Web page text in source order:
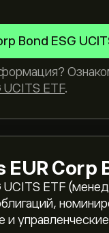
Bond ESG
UCITS ETF.
EUR Corp
UCITS ETF
и